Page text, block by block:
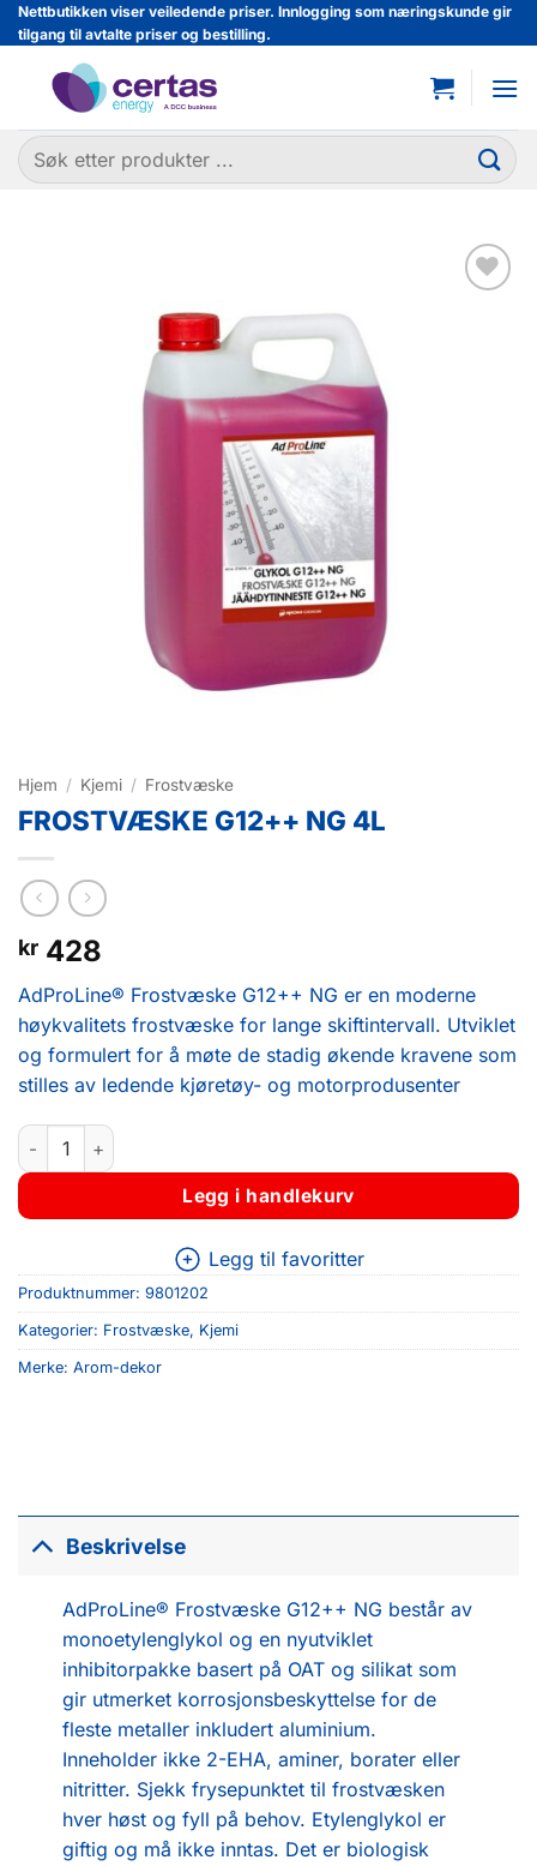
Skip
to
content
Nettbutikken viser veiledende priser. Innlogging som næringskunde gir
tilgang til avtalte priser og bestilling.
Søk
etter:
Hjem / Kjemi / Frostvæske
FROSTVÆSKE G12++ NG 4L
kr 428
AdProLine® Frostvæske G12++ NG er en moderne
høykvalitets frostvæske for lange skiftintervall. Utviklet
og formulert for å møte de stadig økende kravene som
stilles av ledende kjøretøy- og motorprodusenter
FROSTVÆSKE G12++ NG 4L antall
Legg i handlekurv
Legg til favoritter
Produktnummer: 9801202
Kategorier: Frostvæske, Kjemi
Merke: Arom-dekor
Beskrivelse
AdProLine® Frostvæske G12++ NG består av
monoetylenglykol og en nyutviklet
inhibitorpakke basert på OAT og silikat som
gir utmerket korrosjonsbeskyttelse for de
fleste metaller inkludert aluminium.
Inneholder ikke 2-EHA, aminer, borater eller
nitritter. Sjekk frysepunktet til frostvæsken
hver høst og fyll på behov. Etylenglykol er
giftig og må ikke inntas. Det er biologisk